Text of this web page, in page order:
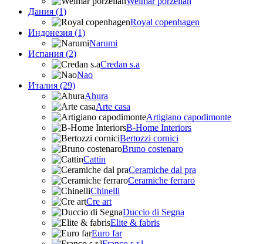
Дания (1)
Royal copenhagen
Индонезия (1)
Narumi
Испания (2)
Credan s.a
Nao
Италия (29)
Ahura
Arte casa
Artigiano capodimonte
B-Home Interiors
Bertozzi cornici
Bruno costenaro
Cattin
Ceramiche dal pra
Ceramiche ferraro
Chinelli
Cre art
Duccio di Segna
Elite & fabris
Euro far